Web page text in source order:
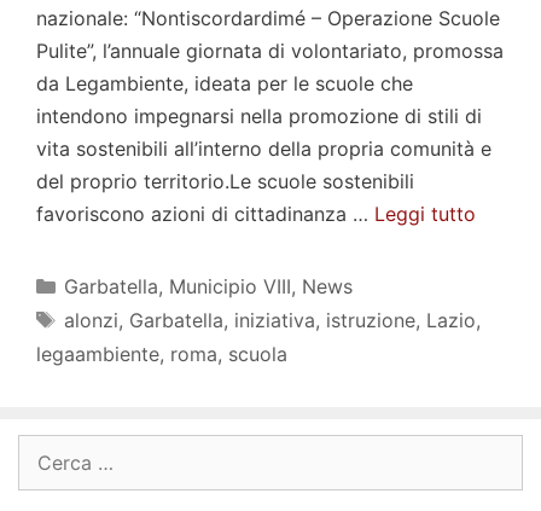
nazionale: “Nontiscordardimé – Operazione Scuole
Pulite”, l’annuale giornata di volontariato, promossa
da Legambiente, ideata per le scuole che
intendono impegnarsi nella promozione di stili di
vita sostenibili all’interno della propria comunità e
del proprio territorio.Le scuole sostenibili
favoriscono azioni di cittadinanza … Leggi tutto
Categorie
Garbatella, Municipio VIII, News
Tag
alonzi, Garbatella, iniziativa, istruzione, Lazio,
legaambiente, roma, scuola
per: